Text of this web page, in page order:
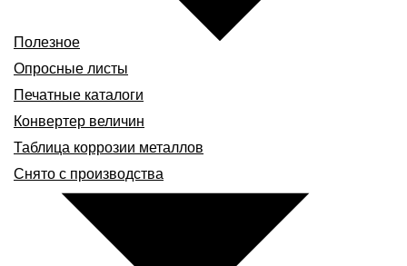
Полезное
Опросные листы
Печатные каталоги
Конвертер величин
Таблица коррозии металлов
Снято с производства